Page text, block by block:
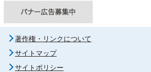
著作権・リンクについて
サイトマップ
サイトポリシー